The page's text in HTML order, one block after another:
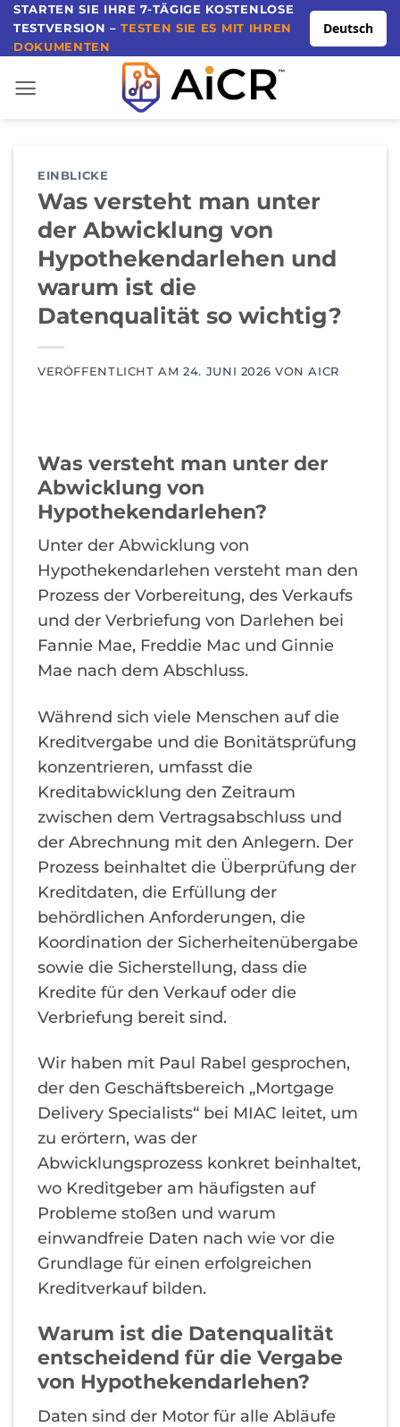
Direkt
zum
Inhalt
STARTEN SIE IHRE 7-TÄGIGE KOSTENLOSE
TESTVERSION –TESTEN SIE ES MIT IHREN
DOKUMENTEN
Deutsch
EINBLICKE
Was versteht man unter
der Abwicklung von
Hypothekendarlehen und
warum ist die
Datenqualität so wichtig?
VERÖFFENTLICHT AM24. JUNI 2026 VONAICR
Was versteht man unter der
Abwicklung von
Hypothekendarlehen?
Unter der Abwicklung von
Hypothekendarlehen versteht man den
Prozess der Vorbereitung, des Verkaufs
und der Verbriefung von Darlehen bei
Fannie Mae, Freddie Mac und Ginnie
Mae nach dem Abschluss.
Während sich viele Menschen auf die
Kreditvergabe und die Bonitätsprüfung
konzentrieren, umfasst die
Kreditabwicklung den Zeitraum
zwischen dem Vertragsabschluss und
der Abrechnung mit den Anlegern. Der
Prozess beinhaltet die Überprüfung der
Kreditdaten, die Erfüllung der
behördlichen Anforderungen, die
Koordination der Sicherheitenübergabe
sowie die Sicherstellung, dass die
Kredite für den Verkauf oder die
Verbriefung bereit sind.
Wir haben mit Paul Rabel gesprochen,
der den Geschäftsbereich „Mortgage
Delivery Specialists“ bei MIAC leitet, um
zu erörtern, was der
Abwicklungsprozess konkret beinhaltet,
wo Kreditgeber am häufigsten auf
Probleme stoßen und warum
einwandfreie Daten nach wie vor die
Grundlage für einen erfolgreichen
Kreditverkauf bilden.
Warum ist die Datenqualität
entscheidend für die Vergabe
von Hypothekendarlehen?
Daten sind der Motor für alle Abläufe